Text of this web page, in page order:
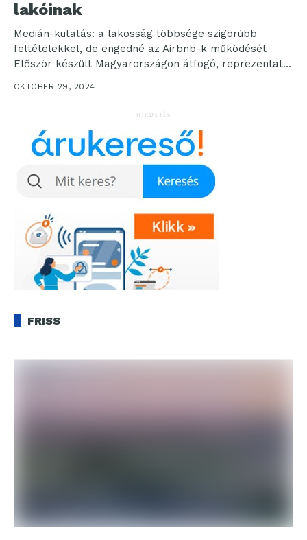
lakóinak
Medián-kutatás: a lakosság többsége szigorúbb
feltételekkel, de engedné az Airbnb-k működését
Először készült Magyarországon átfogó, reprezentatív
felmérés a rövid távú lakáskiadás megítéléséről,
hatásairól...
OKTÓBER 29, 2024
HIRDETÉS
FRISS